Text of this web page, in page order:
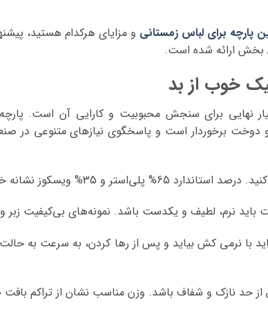
پارچه برای لباس زمستانی و مزایای هرکدام هستید،
بخش ارائه شده است.
خوب از بد
نهایی برای سنجش محبوبیت و کارایی آن است.
و دوخت برخوردار است و پاسخگوی نیازهای متنوعی در
و 35% ویسکوز نشانه خوبی است.
باید نرم، لطیف و یکدست باشد. نمونه‌های بی‌کیفیت
با نرمی کش بیاید و پس از رها کردن، به سرعت به حالت
حد نازک و شفاف باشد. وزن مناسب نشان از تراکم بافت